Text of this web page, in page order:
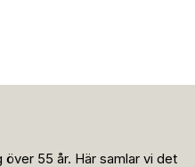
55 år. Här samlar vi det